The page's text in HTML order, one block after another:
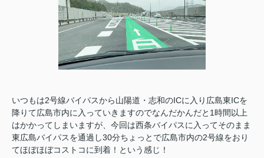
いつもは2号線バイパスから山陽道・志和のICに入り広島東ICを
降りて広島市内に入っていきますのでなんだかんだと1時間以上
はかかってしまいますが、今回は西条バイパスに入ってそのまま
東広島バイパスを通過し30分ちょっとで広島市内の2号線をおり
てほぼほぼコストコに到着！という感じ！